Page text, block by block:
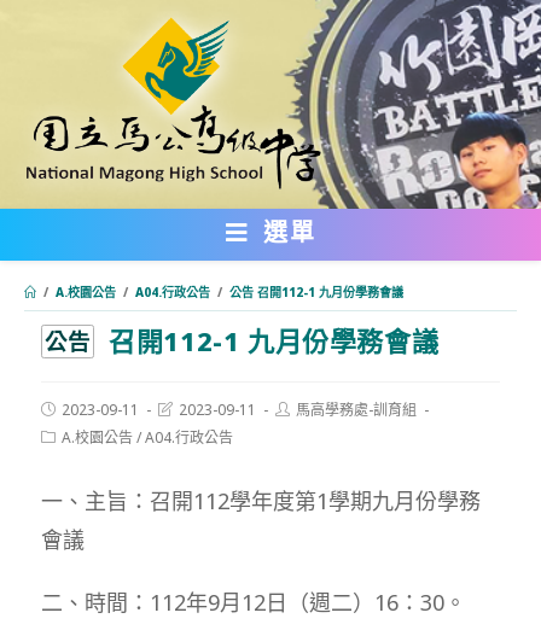
內
選單
/ A.校園公告 / A04.行政公告 / 公告 召開112-1 九月份學務會議
公告 召開112-1 九月份學務會議
Post
published:
2023-09-11
Post
last
modified:
2023-09-11
Post馬高學務處-訓育組
PostA.校園公告/A04.行政公告
一、主旨：召開112學年度第1學期九月份學務
會議
二、時間：112年9月12日（週二）16：30。